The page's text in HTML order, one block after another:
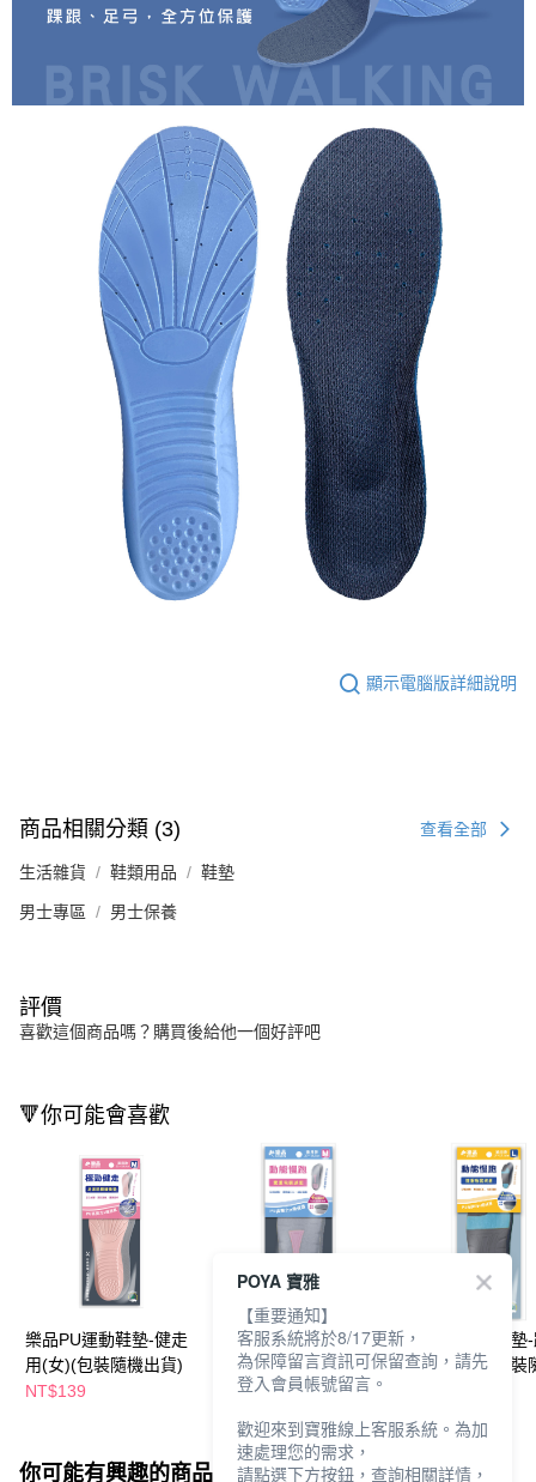
顯示電腦版詳細說明
商品相關分類 (3) 查看全部
生活雜貨 鞋類用品 鞋墊
男士專區 男士保養
評價
喜歡這個商品嗎？購買後給他一個好評吧
🔻你可能會喜歡
樂品PU運動鞋墊-健走
用(女)(包裝隨機出貨)
NT$139
樂品PU運動鞋墊-跑步
用(女)(顏色包裝隨機出
貨)
NT$169
樂品PU運動鞋墊
用(男) (顏色包裝
你可能有興趣的商品 全站排行
POYA 寶雅
【重要通知】
客服系統將於8/17更新，
為保障留言資訊可保留查詢，請先
登入會員帳號留言。
歡迎來到寶雅線上客服系統。為加
速處理您的需求，
請點選下方按鈕，查詢相關詳情，